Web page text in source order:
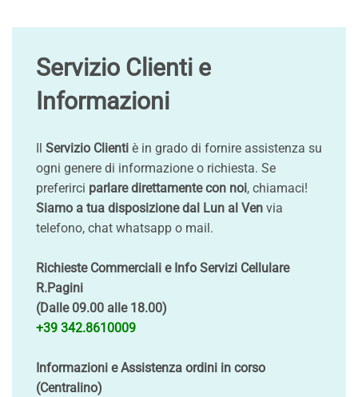
Servizio Clienti e
Informazioni
Servizio Clienti è in grado di fornire assistenza su
ogni genere di informazione o richiesta. Se
preferirci parlare direttamente con noi, chiamaci!
Siamo a tua disposizione dal Lun al Ven via
telefono, chat whatsapp o mail.
Richieste Commerciali e Info Servizi Cellulare
R.Pagini
(Dalle 09.00 alle 18.00)
+39 342.8610009
Informazioni e Assistenza ordini in corso
(Centralino)